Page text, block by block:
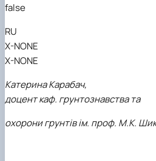
false
RU
X-NONE
X-NONE
Катерина Карабач,
доцент каф. грунтознавства та
охорони грунтів ім. проф. М.К.